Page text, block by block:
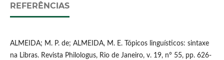
REFERÊNCIAS
ALMEIDA; M. P. de; ALMEIDA, M. E. Tópicos linguísticos: sintaxe
na Libras. Revista Philologus, Rio de Janeiro, v. 19, n° 55, pp. 626-